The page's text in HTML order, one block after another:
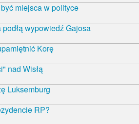
miejsca w polityce
wypowiedź Gajosa
Korę
nad Wisłą
Luksemburg
RP?